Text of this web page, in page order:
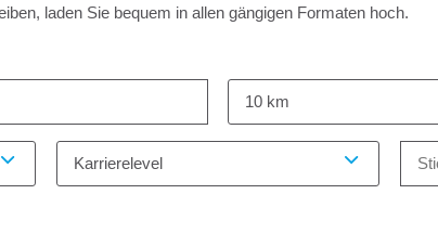
laden Sie bequem in allen gängigen Formaten hoch.
10 km
Karrierelevel